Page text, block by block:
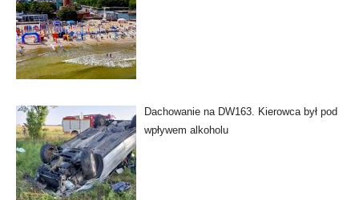
Dachowanie na DW163. Kierowca był pod
wpływem alkoholu